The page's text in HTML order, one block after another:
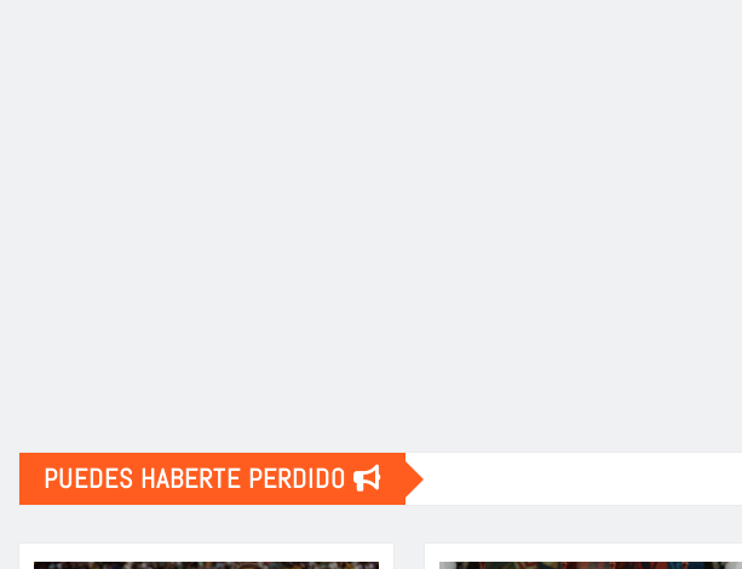
PUEDES HABERTE PERDIDO